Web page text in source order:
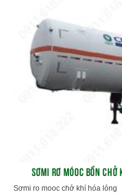
SƠMI RƠ MÓOC BỒN
Sơmi ro mooc chở khí hóa lỏng